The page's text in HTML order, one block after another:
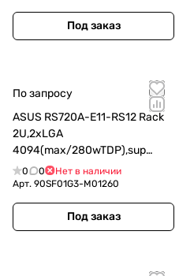
4SATA/SAS* hs), 2x M.2 slot
(90SF02E1-M005U0)
Под заказ
По запросу
ASUS RS720A-E11-RS12 Rack
2U,2xLGA
4094(max/280wTDP),sup
7002/7003 EPYC,RDIMM/LR-
DIMM/3DS(32/3200MHz/8TB)1
2xLFF SAS/SATA(8xNVMe),2xM
(90SF01G3-M01260)
0 0
Нет в наличии
Арт. 90SF01G3-M01260
Под заказ